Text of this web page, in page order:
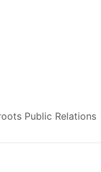
Public Relations